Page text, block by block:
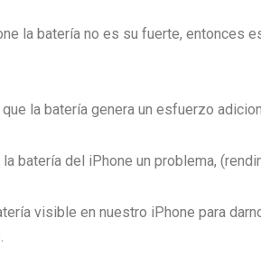
la batería no es su fuerte,
la batería genera un esfuerzo
batería del iPhone un problema,
visible en nuestro iPhone para